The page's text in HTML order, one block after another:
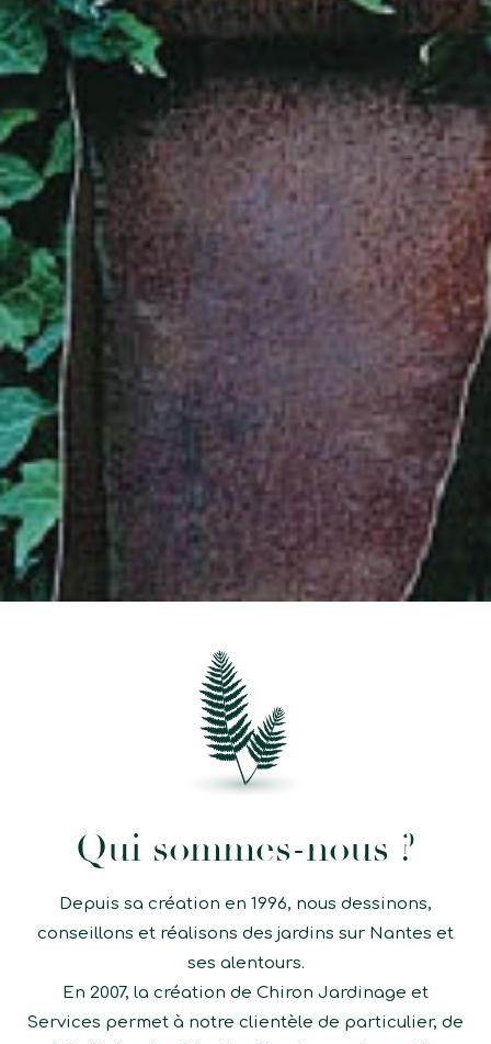
Qui sommes-nous ?
Depuis sa création en 1996, nous dessinons,
conseillons et réalisons des jardins sur Nantes et
ses alentours.
En 2007, la création de Chiron Jardinage et
Services permet à notre clientèle de particulier, de